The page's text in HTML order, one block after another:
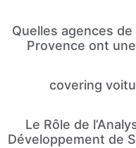
Quelles agences
Provence ont
covering
Le Rôle de
Développement de